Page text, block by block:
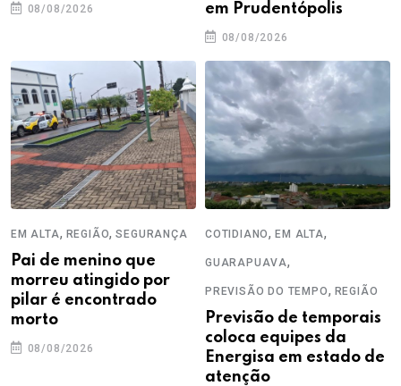
08/08/2026
em Prudentópolis
08/08/2026
EM ALTA, REGIÃO,SEGURANÇA
Pai de menino que
morreu atingido por
pilar é encontrado
morto
08/08/2026
COTIDIANO,EM ALTA,
GUARAPUAVA,
PREVISÃO DO TEMPO, REGIÃO
Previsão de temporais
coloca equipes da
Energisa em estado de
atenção